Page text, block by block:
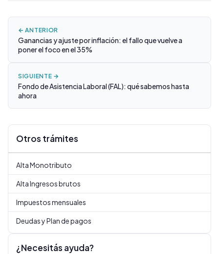
← ANTERIOR
Ganancias y ajuste por inflación: el fallo que vuelve a
poner el foco en el 35%
SIGUIENTE →
Fondo de Asistencia Laboral (FAL): qué sabemos hasta
ahora
Otros trámites
Alta Monotributo
Alta Ingresos brutos
Impuestos mensuales
Deudas y Plan de pagos
¿Necesitás ayuda?